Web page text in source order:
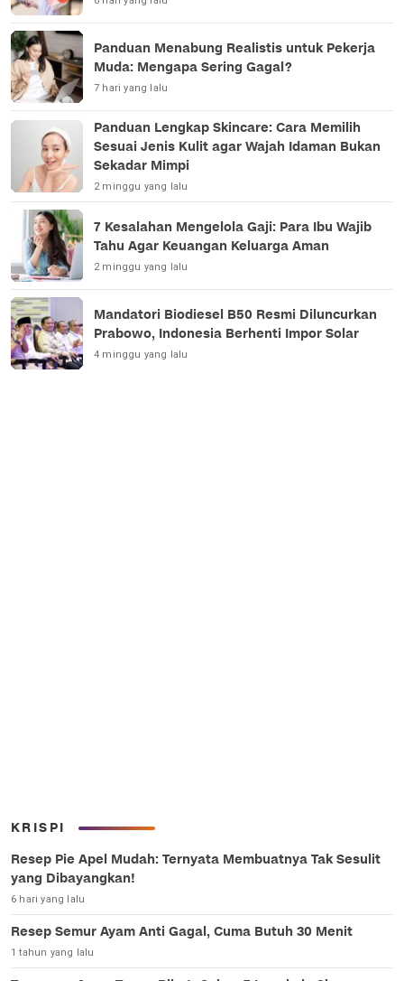
Panduan Menabung Realistis untuk Pekerja
Muda: Mengapa Sering Gagal?
7 hari yang lalu
Panduan Lengkap Skincare: Cara Memilih
Sesuai Jenis Kulit agar Wajah Idaman Bukan
Sekadar Mimpi
2 minggu yang lalu
7 Kesalahan Mengelola Gaji: Para Ibu Wajib
Tahu Agar Keuangan Keluarga Aman
2 minggu yang lalu
Mandatori Biodiesel B50 Resmi Diluncurkan
Prabowo, Indonesia Berhenti Impor Solar
4 minggu yang lalu
KRISPI
Resep Pie Apel Mudah: Ternyata Membuatnya Tak Sesulit
yang Dibayangkan!
6 hari yang lalu
Resep Semur Ayam Anti Gagal, Cuma Butuh 30 Menit
1 tahun yang lalu